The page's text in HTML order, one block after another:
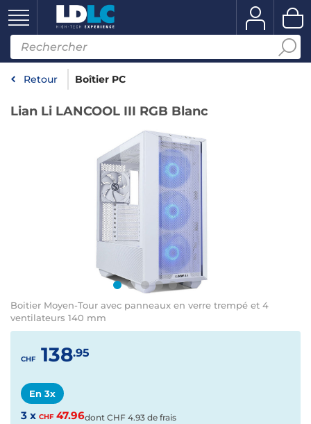
Retour Boîtier PC
Lian Li LANCOOL III RGB Blanc
Boitier Moyen-Tour avec panneaux en verre trempé et 4
ventilateurs 140 mm
CHF 138.95
En 3x
3 x CHF47.96dont CHF 4.93 de frais